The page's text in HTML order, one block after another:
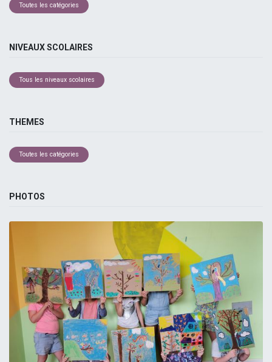
Toutes les catégories
NIVEAUX SCOLAIRES
Tous les niveaux scolaires
THEMES
Toutes les catégories
PHOTOS